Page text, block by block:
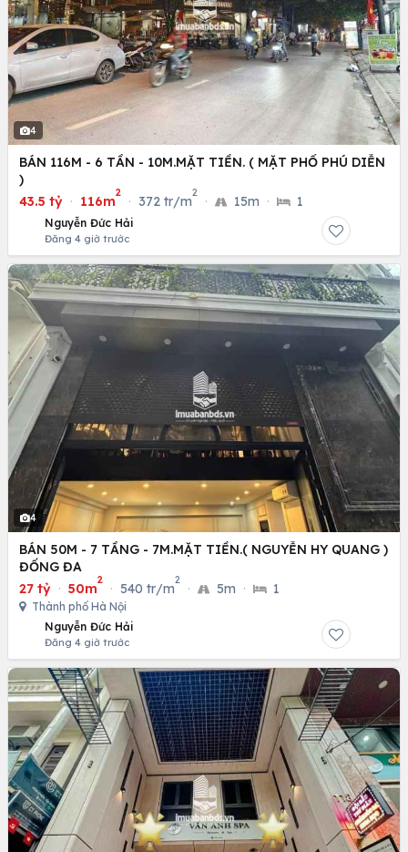
4
BÁN 116M - 6 TẦN - 10M.MẶT TIỀN. ( MẶT PHỐ PHÚ DIỄN
)
43.5 tỷ · 116m
2
· 372 tr/m
2
· 15m · 1
Nguyễn Đức Hải
Đăng 4 giờ trước
4
BÁN 50M - 7 TẦNG - 7M.MẶT TIỀN.( NGUYỄN HY QUANG )
ĐỐNG ĐA
27 tỷ · 50m
2
· 540 tr/m
2
· 5m · 1
Thành phố Hà Nội
Nguyễn Đức Hải
Đăng 4 giờ trước